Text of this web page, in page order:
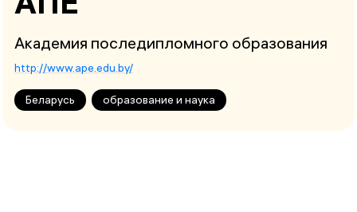
Академия последипломного образования
http://www.ape.edu.by/
Беларусь образование и наука